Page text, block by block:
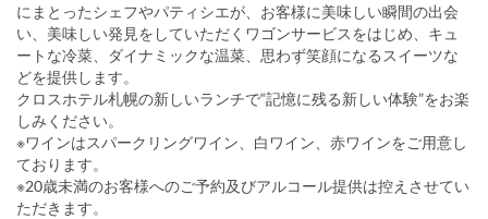
にまとったシェフやパティシエが、お客様に美味しい瞬間の出会
い、美味しい発見をしていただくワゴンサービスをはじめ、キュ
ートな冷菜、ダイナミックな温菜、思わず笑顔になるスイーツな
どを提供します。
クロスホテル札幌の新しいランチで“記憶に残る新しい体験”をお楽
しみください。
※ワインはスパークリングワイン、白ワイン、赤ワインをご用意し
ております。
※20歳未満のお客様へのご予約及びアルコール提供は控えさせてい
ただきます。